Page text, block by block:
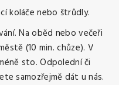
koláče nebo štrůdly.
Na oběd nebo večeři
(10 min. chůze). V
sto. Odpolední či
samozřejmě dát u nás.